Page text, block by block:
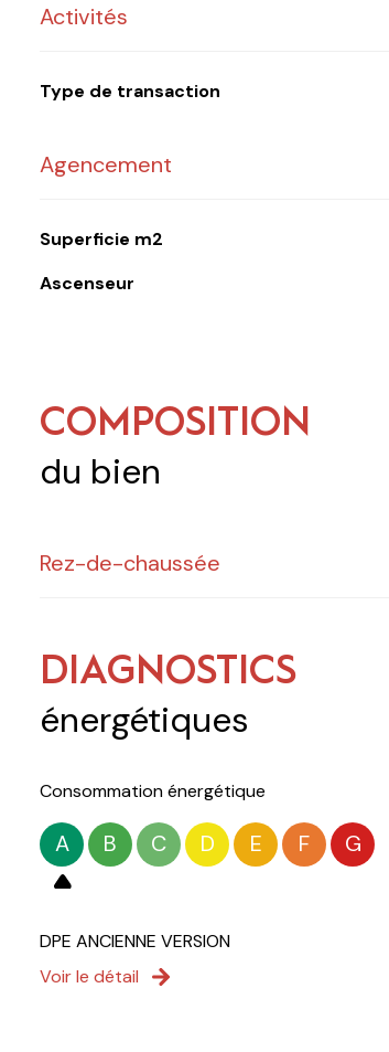
Activités
Type de transaction
Agencement
Superficie m2
Ascenseur
COMPOSITION
du bien
Rez-de-chaussée
DIAGNOSTICS
énergétiques
Consommation énergétique
A B C D E F G
DPE ANCIENNE VERSION
Voir le détail